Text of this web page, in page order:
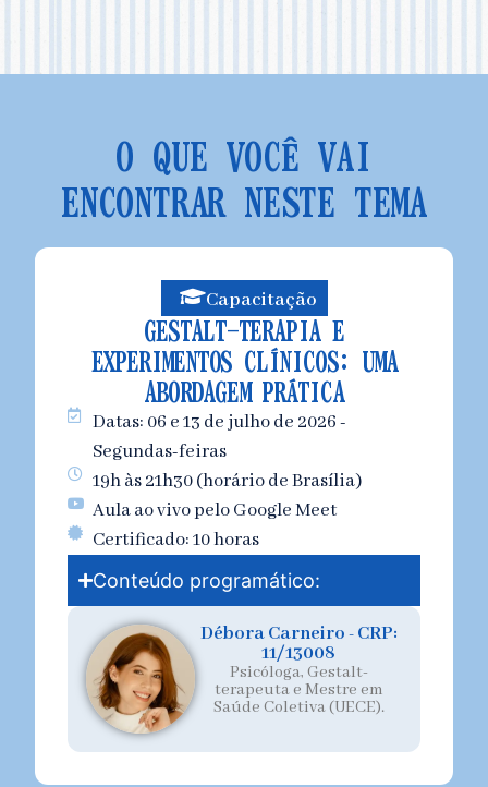
O QUE VOCÊ VAI
ENCONTRAR NESTE TEMA
Capacitação
GESTALT-TERAPIA E
EXPERIMENTOS CLÍNICOS: UMA
ABORDAGEM PRÁTICA
Datas: 06 e 13 de julho de 2026 -
Segundas-feiras
19h às 21h30 (horário de Brasília)
Aula ao vivo pelo Google Meet
Certificado: 10 horas
Conteúdo programático:
Débora Carneiro - CRP:
11/13008
Psicóloga, Gestalt-
terapeuta e Mestre em
Saúde Coletiva (UECE).